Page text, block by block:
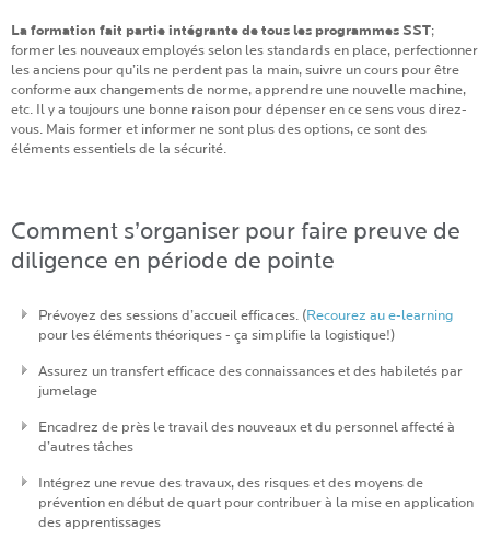
La formation fait partie intégrante de tous les programmes SST;
former les nouveaux employés selon les standards en place, perfectionner
les anciens pour qu’ils ne perdent pas la main, suivre un cours pour être
conforme aux changements de norme, apprendre une nouvelle machine,
etc. Il y a toujours une bonne raison pour dépenser en ce sens vous direz-
vous. Mais former et informer ne sont plus des options, ce sont des
éléments essentiels de la sécurité.
Comment s’organiser pour faire preuve de
diligence en période de pointe
Prévoyez des sessions d’accueil efficaces. (Recourez au e-learning
pour les éléments théoriques - ça simplifie la logistique!)
Assurez un transfert efficace des connaissances et des habiletés par
jumelage
Encadrez de près le travail des nouveaux et du personnel affecté à
d’autres tâches
Intégrez une revue des travaux, des risques et des moyens de
prévention en début de quart pour contribuer à la mise en application
des apprentissages